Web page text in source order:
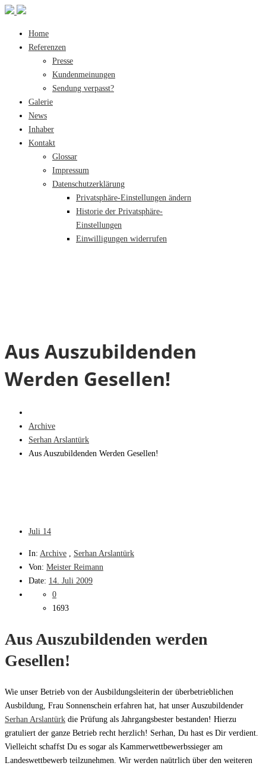
Home
Referenzen
Presse
Kundenmeinungen
Sendung verpasst?
Galerie
News
Inhaber
Kontakt
Glossar
Impressum
Datenschutzerklärung
Privatsphäre-Einstellungen ändern
Historie der Privatsphäre-
Einstellungen
Einwilligungen widerrufen
Aus Auszubildenden
Werden Gesellen!
Archive
Serhan Arslantürk
Aus Auszubildenden Werden Gesellen!
Juli 14
In: Archive
Serhan Arslantürk
Von: Meister Reimann
Date: 14. Juli 2009
0
1693
Aus Auszubildenden werden
Gesellen!
Wie unser Betrieb von der Ausbildungsleiterin der überbetrieblichen
Ausbildung, Frau Sonnenschein erfahren hat, hat unser Auszubildender
Serhan Arslantürk die Prüfung als Jahrgangsbester bestanden! Hierzu
gratuliert der ganze Betrieb recht herzlich! Serhan, Du hast es Dir verdient.
Vielleicht schaffst Du es sogar als Kammerwettbewerbssieger am
Landeswettbewerb teilzunehmen. Wir werden naütrlich über den weiteren